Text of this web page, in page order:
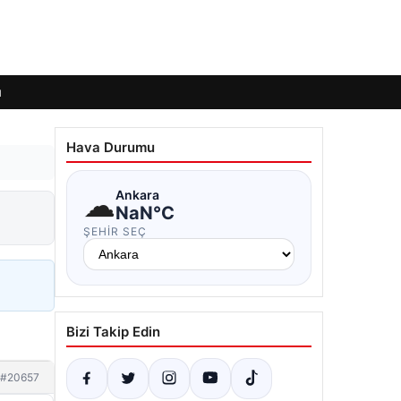
#20657
Hava Durumu
☁Ankara
NaN°C
ŞEHIR SEÇ
Bizi Takip Edin